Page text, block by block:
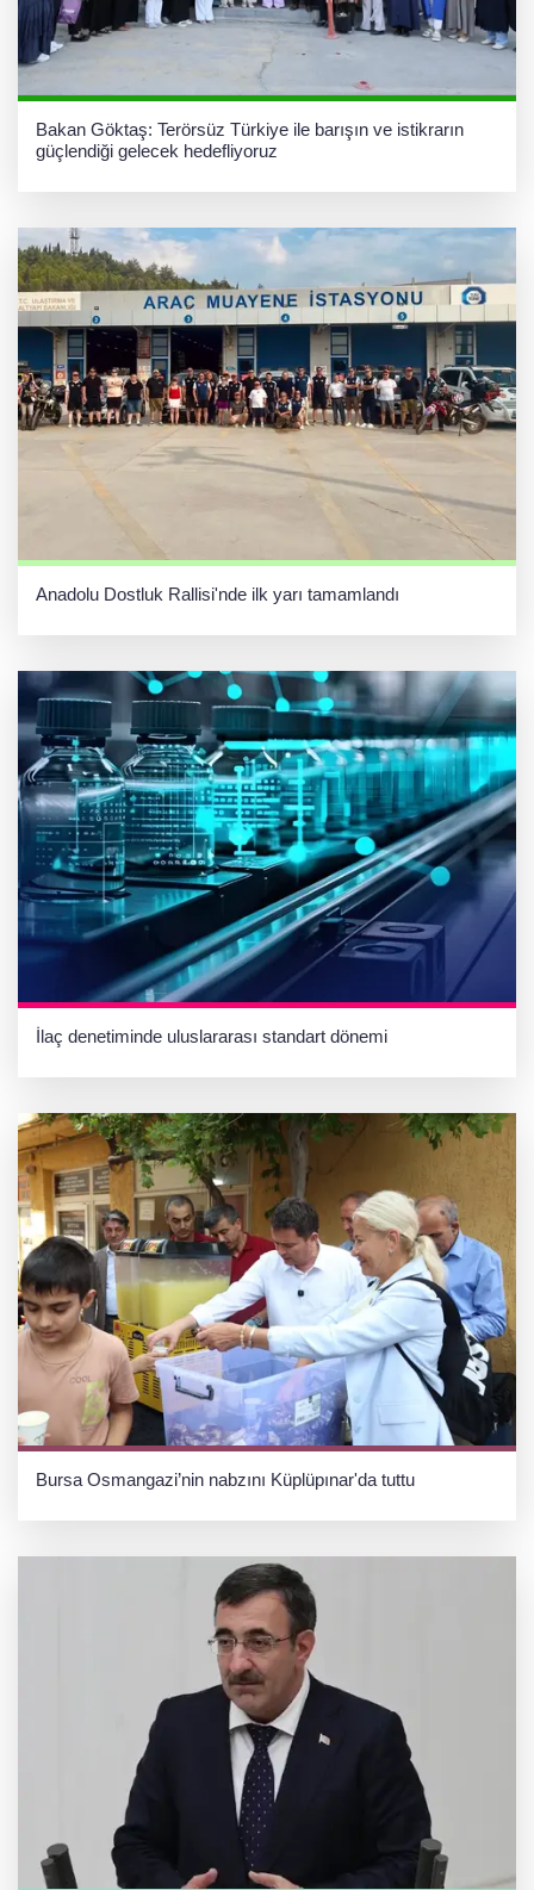
Bakan Göktaş: Terörsüz Türkiye ile barışın ve istikrarın
güçlendiği gelecek hedefliyoruz
Anadolu Dostluk Rallisi'nde ilk yarı tamamlandı
İlaç denetiminde uluslararası standart dönemi
Bursa Osmangazi’nin nabzını Küplüpınar'da tuttu